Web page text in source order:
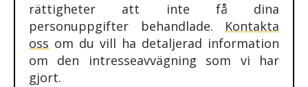
rättigheter att inte få dina
personuppgifter behandlade. Kontakta
oss om du vill ha detaljerad information
om den intresseavvägning som vi har
gjort.